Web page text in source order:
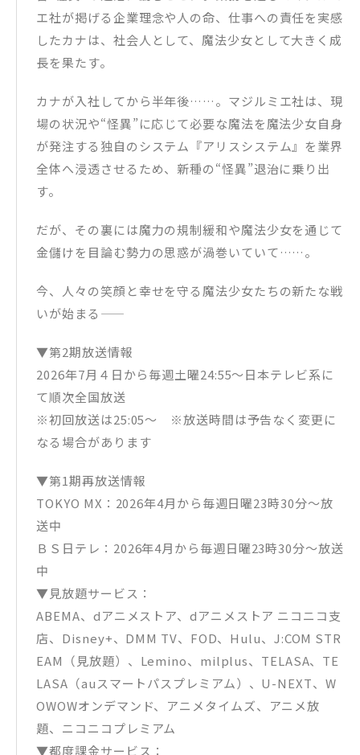
エ社が掲げる企業理念や人の命、仕事への責任を実感
したカナは、社会人として、魔法少女として大きく成
長を果たす。
カナが入社してから半年後……。マジルミエ社は、現
場の状況や“怪異”に応じて必要な魔法を魔法少女自身
が発注する独自のシステム『アリスシステム』を業界
全体へ浸透させるため、新種の“怪異”退治に乗り出
す。
だが、その裏には魔力の規制緩和や魔法少女を通じて
金儲けを目論む勢力の思惑が渦巻いていて……。
今、人々の笑顔と幸せを守る魔法少女たちの新たな戦
いが始まる――
▼第2期放送情報
2026年7月４日から毎週土曜24:55〜日本テレビ系に
て順次全国放送
※初回放送は25:05〜 ※放送時間は予告なく変更に
なる場合があります
▼第1期再放送情報
TOKYO MX：2026年4月から毎週日曜23時30分～放
送中
ＢＳ日テレ：2026年4月から毎週日曜23時30分～放送
中
▼見放題サービス：
ABEMA、dアニメストア、dアニメストア ニコニコ支
店、Disney+、DMM TV、FOD、Hulu、J:COM STR
EAM（見放題）、Lemino、milplus、TELASA、TE
LASA（auスマートパスプレミアム）、U-NEXT、W
OWOWオンデマンド、アニメタイムズ、アニメ放
題、ニコニコプレミアム
▼都度課金サービス：